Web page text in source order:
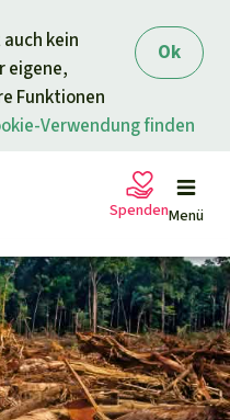
Ok
kein
eigene,
Funktionen
Verwendung finden
Menü
Spenden